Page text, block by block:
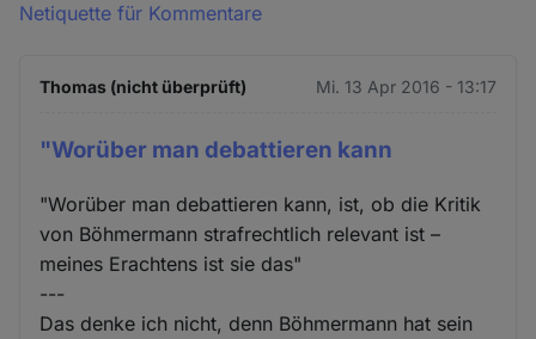
Netiquette für Kommentare
Thomas (nicht überprüft) Mi. 13 Apr 2016 - 13:17
"Worüber man debattieren kann
"Worüber man debattieren kann, ist, ob die Kritik
von Böhmermann strafrechtlich relevant ist –
meines Erachtens ist sie das"
---
Das denke ich nicht, denn Böhmermann hat sein